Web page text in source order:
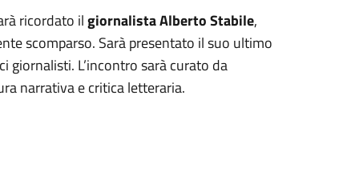
ricordato ilgiornalista Alberto Stabile,
scomparso. Sarà presentato il suo ultimo
giornalisti. L’incontro sarà curato da
narrativa e critica letteraria.